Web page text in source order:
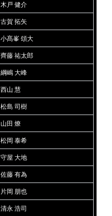
木戸 健介
古賀 拓矢
小髙峯 頌大
齊藤 祐太郎
綱嶋 大峰
西山 慧
松島 司樹
山田 燎
松岡 泰希
守屋 大地
佐藤 有為
片岡 朋也
清永 浩司